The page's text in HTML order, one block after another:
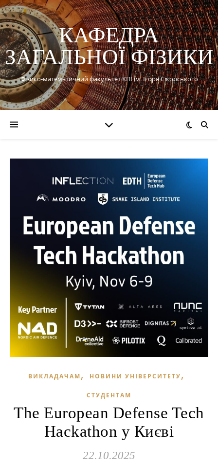
КАФЕДРА
ЗАГАЛЬНОЇ ФІЗИКИ
Фізико-математичний факультет КПІ ім. Ігоря Сікорського
ВИКЛАДАЧАМ, НОВИНИ УНІВЕРСИТЕТУ,
СТУДЕНТАМ
The European Defense Tech
Hackathon у Києві
22.10.2025